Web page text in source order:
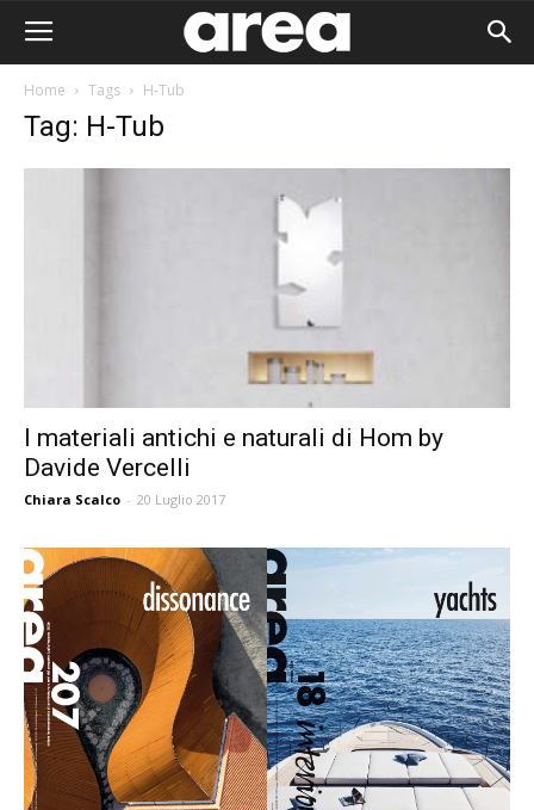
Home Tags H-Tub
Tag: H-Tub
I materiali antichi e naturali di Hom by
Davide Vercelli
Chiara Scalco - 20 Luglio 2017